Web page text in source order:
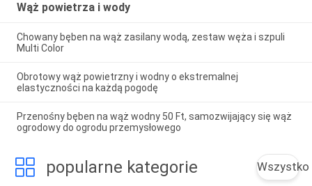
Wąż powietrza i wody
Chowany bęben na wąż zasilany wodą, zestaw węża i szpuli
Multi Color
Obrotowy wąż powietrzny i wodny o ekstremalnej
elastyczności na każdą pogodę
Przenośny bęben na wąż wodny 50 Ft, samozwijający się wąż
ogrodowy do ogrodu przemysłowego
popularne kategorie Wszystko